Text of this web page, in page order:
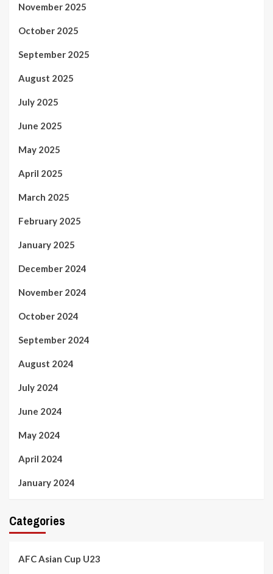
November 2025
October 2025
September 2025
August 2025
July 2025
June 2025
May 2025
April 2025
March 2025
February 2025
January 2025
December 2024
November 2024
October 2024
September 2024
August 2024
July 2024
June 2024
May 2024
April 2024
January 2024
Categories
AFC Asian Cup U23